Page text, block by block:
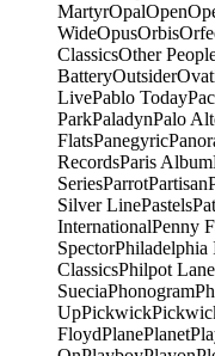
MartyrOpalOpen
WideOpusOrbis
ClassicsOther
BatteryOutsider
LivePablo Today
ParkPaladynPalo
FlatsPanegyric
RecordsParis Album
SeriesParrotPartisan
Silver LinePastels
InternationalPenny
SpectorPhiladelphia
ClassicsPhilpot Lane
SueciaPhonogram
UpPickwick
FloydPlanePlanet